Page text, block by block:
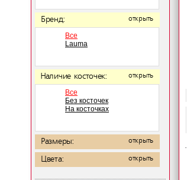
Бренд: открыть
Все
Lauma
Наличие косточек: открыть
Все
Без косточек
На косточках
Размеры: открыть
Цвета: открыть